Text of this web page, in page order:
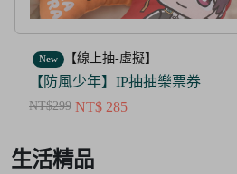
New 【線上抽-虛擬】
【茜色線上抽票券】限量周邊抽
NT$100 NT$ 50
3
生活精品